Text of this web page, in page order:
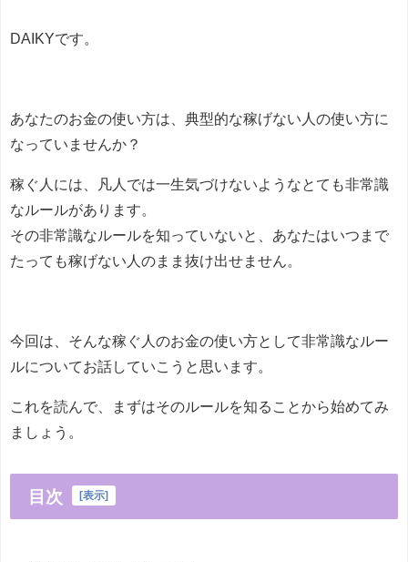
DAIKYです。
あなたのお金の使い方は、典型的な稼げない人の使い方に
なっていませんか？
稼ぐ人には、凡人では一生気づけないようなとても非常識
なルールがあります。
その非常識なルールを知っていないと、あなたはいつまで
たっても稼げない人のまま抜け出せません。
今回は、そんな稼ぐ人のお金の使い方として非常識なルー
ルについてお話していこうと思います。
これを読んで、まずはそのルールを知ることから始めてみ
ましょう。
目次 [表示]